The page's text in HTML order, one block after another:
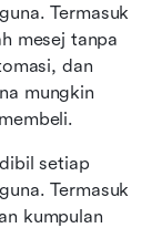
Termasuk
mesej tanpa
dan
mungkin
setiap
Termasuk
kumpulan